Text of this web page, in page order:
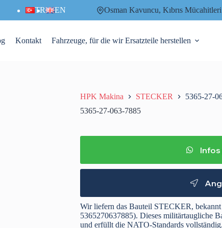
TR EN Osman Kavuncu, Kıbrıs
Kontakt Fahrzeuge, für die wir Ersatzteile herstellen
HPK Makina STECKER
5365-27-
5365-27-063-7885
Wir liefern das Bauteil STECKER,
5365270637885). Dieses militärtaugliche
und erfüllt die NATO-Standards